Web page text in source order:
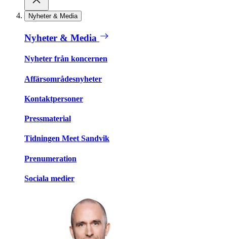
Nyheter & Media
Nyheter & Media
Nyheter från koncernen
Affärsområdesnyheter
Kontaktpersoner
Pressmaterial
Tidningen Meet Sandvik
Prenumeration
Sociala medier